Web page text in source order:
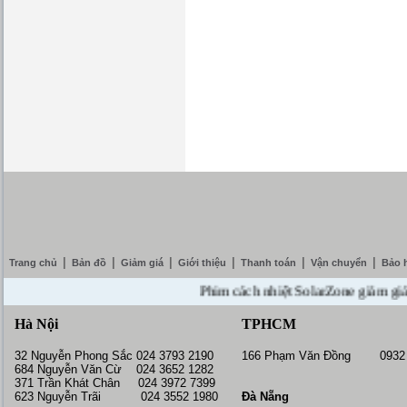
Trang chủ Bản đồ Giảm giá Giới thiệu Thanh toán Vận chuyển Bảo
Phim cách nhiệt SolarZone giảm giá
Hà Nội
32 Nguyễn Phong Sắc 024 3793 2190
684 Nguyễn Văn Cừ 024 3652 1282
371 Trần Khát Chân 024 3972 7399
623 Nguyễn Trãi 024 3552 1980
TPHCM
166 Phạm Văn Đồng 0932
Đà Nẵng